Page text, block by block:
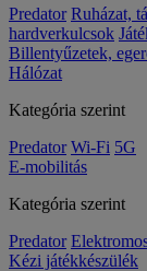
Predator Ruházat,
hardverkulcsok
Billentyűzetek,
Hálózat
Kategória szerint
Predator Wi-Fi 5G
E-mobilitás
Kategória szerint
Predator
Kézi játékkészülék